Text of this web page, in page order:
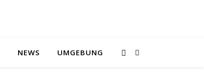
NEWS UMGEBUNG